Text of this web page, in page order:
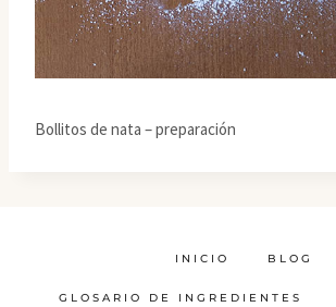
Bollitos de nata – preparación
INICIO BLOG
GLOSARIO DE INGREDIENTES